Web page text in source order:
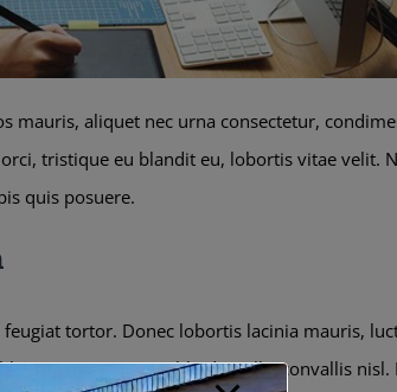
mauris, aliquet nec urna consectetur,
tristique eu blandit eu, lobortis vitae velit.
quis posuere.
tortor. Donec lobortis lacinia mauris,
accumsan vitae nibh id, mollis convallis nisl.